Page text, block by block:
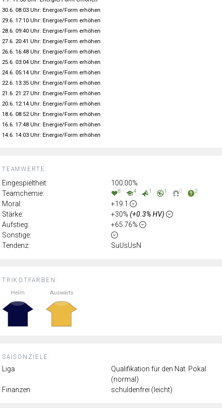
TRIKOTFARBEN:
Heim Auswärts
SAISONZIELE:
Liga
Qualifikation für den Nat. Pokal
(normal)
Finanzen
schuldenfrei (leicht)
TEAMWERTE:
Eingespieltheit:
100.00%
Teamchemie:
8 4 1 1 0 2
Moral:
+19.1
Stärke:
+30% (+0.3% HV)
Aufstieg:
+65.76%
Sonstige:
Tendenz:
SuUsUsN
30.6. 08:03 Uhr: Energie/Form erhöhen
29.6. 17:10 Uhr: Energie/Form erhöhen
28.6. 09:40 Uhr: Energie/Form erhöhen
27.6. 20:41 Uhr: Energie/Form erhöhen
26.6. 16:48 Uhr: Energie/Form erhöhen
25.6. 03:04 Uhr: Energie/Form erhöhen
24.6. 05:14 Uhr: Energie/Form erhöhen
22.6. 13:35 Uhr: Energie/Form erhöhen
21.6. 21:27 Uhr: Energie/Form erhöhen
20.6. 12:14 Uhr: Energie/Form erhöhen
18.6. 08:52 Uhr: Energie/Form erhöhen
16.6. 17:48 Uhr: Energie/Form erhöhen
14.6. 14:03 Uhr: Energie/Form erhöhen